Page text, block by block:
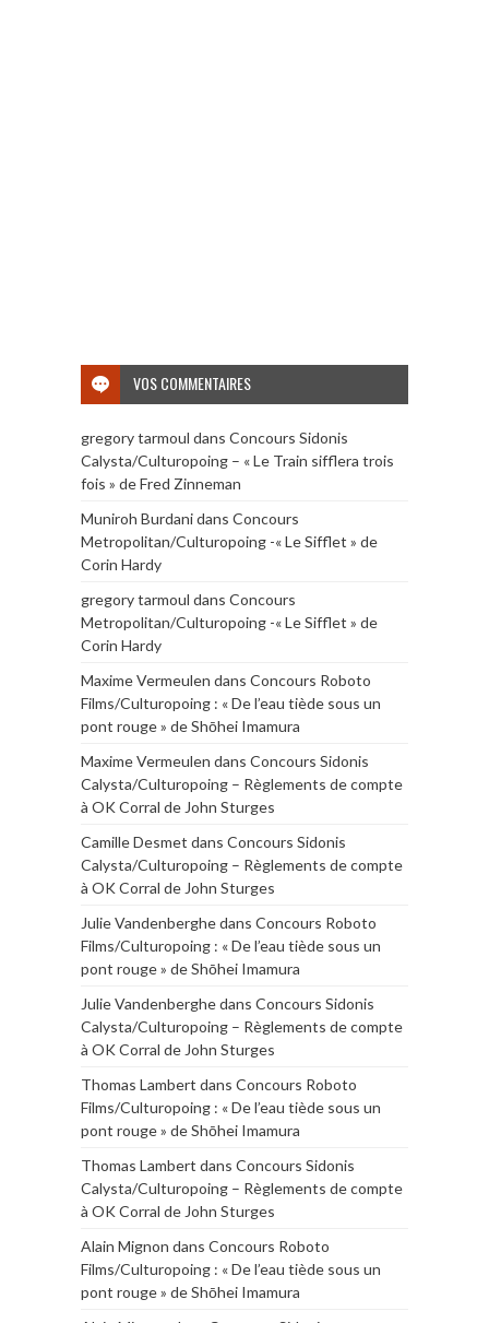
VOS COMMENTAIRES
gregory tarmoul dans Concours Sidonis
Calysta/Culturopoing – « Le Train sifflera trois
fois » de Fred Zinneman
Muniroh Burdanidans Concours
Metropolitan/Culturopoing -« Le Sifflet » de
Corin Hardy
gregory tarmoul dans Concours
Metropolitan/Culturopoing -« Le Sifflet » de
Corin Hardy
Maxime Vermeulen dans Concours Roboto
Films/Culturopoing : « De l’eau tiède sous un
pont rouge » de Shōhei Imamura
Maxime Vermeulen dans Concours Sidonis
Calysta/Culturopoing – Règlements de compte
à OK Corral de John Sturges
Camille Desmet dans Concours Sidonis
Calysta/Culturopoing – Règlements de compte
à OK Corral de John Sturges
Julie Vandenberghedans Concours Roboto
Films/Culturopoing : « De l’eau tiède sous un
pont rouge » de Shōhei Imamura
Julie Vandenberghedans Concours Sidonis
Calysta/Culturopoing – Règlements de compte
à OK Corral de John Sturges
Thomas Lambert dans Concours Roboto
Films/Culturopoing : « De l’eau tiède sous un
pont rouge » de Shōhei Imamura
Thomas Lambert dans Concours Sidonis
Calysta/Culturopoing – Règlements de compte
à OK Corral de John Sturges
Alain Mignon dans Concours Roboto
Films/Culturopoing : « De l’eau tiède sous un
pont rouge » de Shōhei Imamura